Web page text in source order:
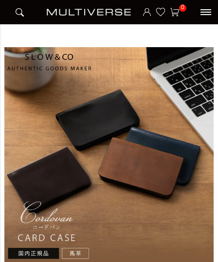
0
CARD CASE カードケース CORDOVAN